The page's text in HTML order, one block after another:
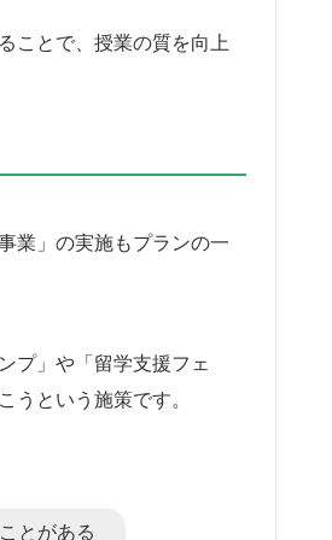
ことで、授業の質を向上
業」の実施もプランの一
プ」や「留学支援フェ
という施策です。
とがある